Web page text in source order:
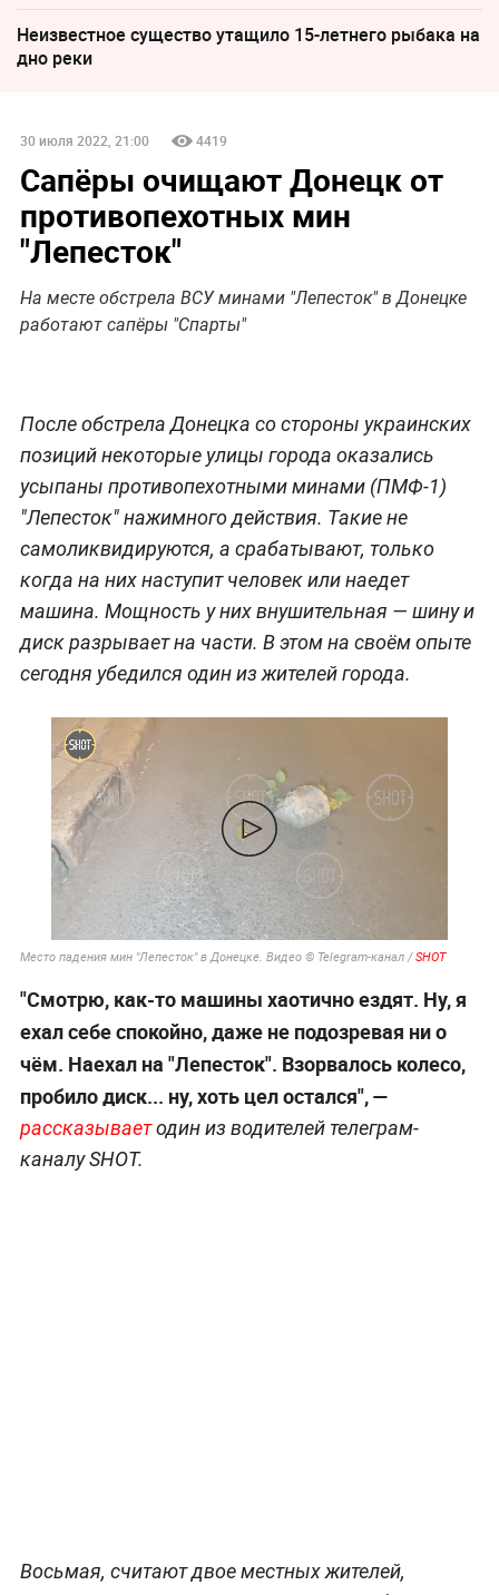
Неизвестное существо утащило 15-летнего рыбака на
дно реки
30 июля 2022, 21:00 4419
Сапёры очищают Донецк от
противопехотных мин
"Лепесток"
На месте обстрела ВСУ минами "Лепесток" в Донецке
работают сапёры "Спарты"
После обстрела Донецка со стороны украинских
позиций некоторые улицы города оказались
усыпаны противопехотными минами (ПМФ-1)
"Лепесток" нажимного действия. Такие не
самоликвидируются, а срабатывают, только
когда на них наступит человек или наедет
машина. Мощность у них внушительная — шину и
диск разрывает на части. В этом на своём опыте
сегодня убедился один из жителей города.
Место падения мин "Лепесток" в Донецке. Видео © Telegram-канал /SHOT
"Смотрю, как-то машины хаотично ездят. Ну, я
ехал себе спокойно, даже не подозревая ни о
чём. Наехал на "Лепесток". Взорвалось колесо,
пробило диск... ну, хоть цел остался", —
рассказываетодин из водителей телеграм-
каналу SHOT.
Восьмая, считают двое местных жителей,